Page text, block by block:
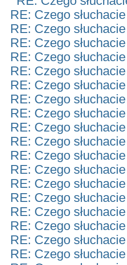
RE: Czego
RE: Czego
RE: Czego
RE: Czego
RE: Czego
RE: Czego
RE: Czego
RE: Czego
RE: Czego
RE: Czego
RE: Czego
RE: Czego
RE: Czego
RE: Czego
RE: Czego
RE: Czego
RE: Czego
RE: Czego